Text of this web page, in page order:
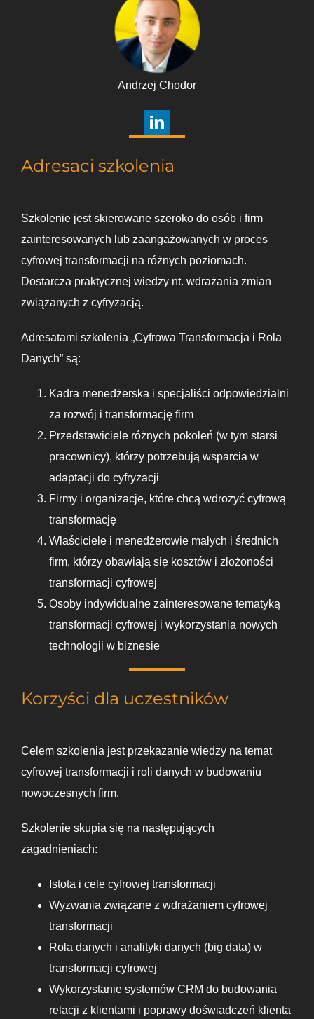
Andrzej Chodor
Adresaci szkolenia
Szkolenie jest skierowane szeroko do osób i firm
zainteresowanych lub zaangażowanych w proces
cyfrowej transformacji na różnych poziomach.
Dostarcza praktycznej wiedzy nt. wdrażania zmian
związanych z cyfryzacją.
Adresatami szkolenia „Cyfrowa Transformacja i Rola
Danych” są:
Kadra menedżerska i specjaliści odpowiedzialni
za rozwój i transformację firm
Przedstawiciele różnych pokoleń (w tym starsi
pracownicy), którzy potrzebują wsparcia w
adaptacji do cyfryzacji
Firmy i organizacje, które chcą wdrożyć cyfrową
transformację
Właściciele i menedżerowie małych i średnich
firm, którzy obawiają się kosztów i złożoności
transformacji cyfrowej
Osoby indywidualne zainteresowane tematyką
transformacji cyfrowej i wykorzystania nowych
technologii w biznesie
Korzyści dla uczestników
Celem szkolenia jest przekazanie wiedzy na temat
cyfrowej transformacji i roli danych w budowaniu
nowoczesnych firm.
Szkolenie skupia się na następujących
zagadnieniach:
Istota i cele cyfrowej transformacji
Wyzwania związane z wdrażaniem cyfrowej
transformacji
Rola danych i analityki danych (big data) w
transformacji cyfrowej
Wykorzystanie systemów CRM do budowania
relacji z klientami i poprawy doświadczeń klienta